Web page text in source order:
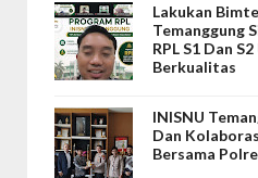
Lakukan
Temanggung
RPL S1 Dan
Berkualitas
INISNU
Dan
Bersama